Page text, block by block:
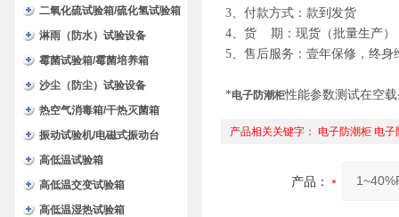
二氧化硫试验箱/硫化氢试验箱
淋雨（防水）试验设备
霉菌试验箱/霉菌培养箱
沙尘（防尘）试验设备
热空气消毒箱/干热灭菌箱
振动试验机/电磁式振动台
高低温试验箱
高低温交变试验箱
高低温湿热试验箱
3、付款方式： 款到发货
4、货 期： 现货（批量生产）
5、 售后服务：壹年保修，终身
*电子防潮柜性能参数测试在空
产品相关关键字： 电子防潮柜 电子
产品：